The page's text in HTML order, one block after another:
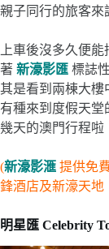
親子同行的旅客來
上車後沒多久便
著 新濠影匯 標誌
其是看到兩棟大樓
有種來到度假天
幾天的澳門行程啦
(新濠影滙 提供免
鋒酒店及新濠天地
明星匯 Celebrity